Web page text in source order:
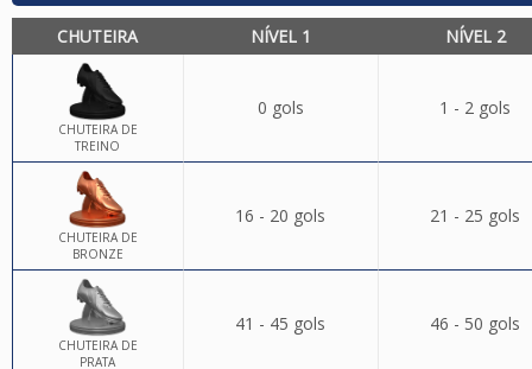
CHUTEIRA NÍVEL 1 NÍVEL 2
CHUTEIRA DE
TREINO
0 gols 1 - 2 gols
CHUTEIRA DE
BRONZE
16 - 20 gols 21 - 25 gols
CHUTEIRA DE
PRATA
41 - 45 gols 46 - 50 gols